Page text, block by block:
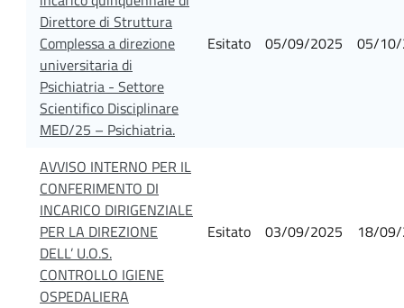
Direttore di Struttura
Complessa a direzione
universitaria di
Psichiatria - Settore
Scientifico Disciplinare
MED/25 – Psichiatria.
Esitato 05/09/2025 05/
AVVISO INTERNO PER IL
CONFERIMENTO DI
INCARICO DIRIGENZIALE
PER LA DIREZIONE
DELL’ U.O.S.
CONTROLLO IGIENE
OSPEDALIERA
Esitato 03/09/2025 18/